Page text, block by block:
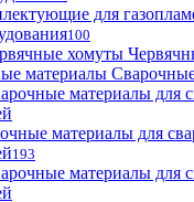
для
100
материалы для
193